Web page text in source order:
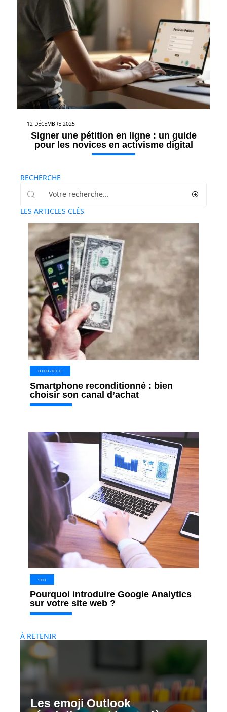
12 DÉCEMBRE 2025
Signer une pétition en ligne : un guide
pour les novices en activisme digital
RECHERCHE
LES ARTICLES CLÉS
HIGH-TECH
Smartphone reconditionné : bien
choisir son canal d’achat
SEO
Pourquoi introduire Google Analytics
sur votre site web ?
À RETENIR
Les emoji Outlook